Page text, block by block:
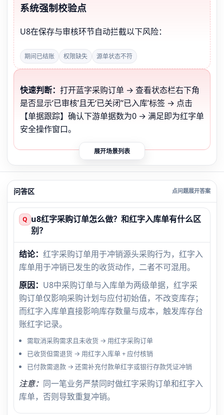
系统强制校验点
U8在保存与审核环节自动拦截以下风险：
期间已结账 权限缺失 源单状态不符
快速判断： 打开蓝字采购订单 → 查看状态栏右下角
是否显示‘已审核’且无‘已关闭’‘已入库’标签 → 点击
【单据跟踪】确认下游单据数为0 → 满足即为红字单
安全操作窗口。
展开场景列表
问答区
Q u8红字采购订单怎么做？和红字入库单有什么区
别？
结论： 红字采购订单用于冲销源头采购行为，红字入
库单用于冲销已发生的收货动作，二者不可混用。
原因： U8中采购订单与入库单为两级单据，红字采
购订单仅影响采购计划与应付初始值，不改变库存；
而红字入库单直接影响库存数量与成本，触发库存台
账红字记录。
需取消采购需求且未收货 → 用红字采购订单
已收货但需退货 → 用红字入库单 + 应付核销
已付款需退款 → 还需补充付款单红字或银行存款凭证冲销
注意： 同一笔业务严禁同时做红字采购订单和红字入
库单，否则导致重复冲销。